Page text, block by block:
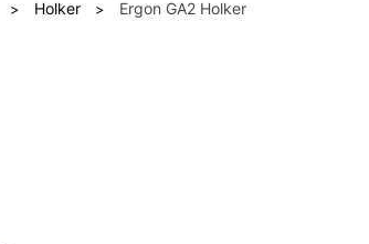
> Holker > Ergon GA2 Holker